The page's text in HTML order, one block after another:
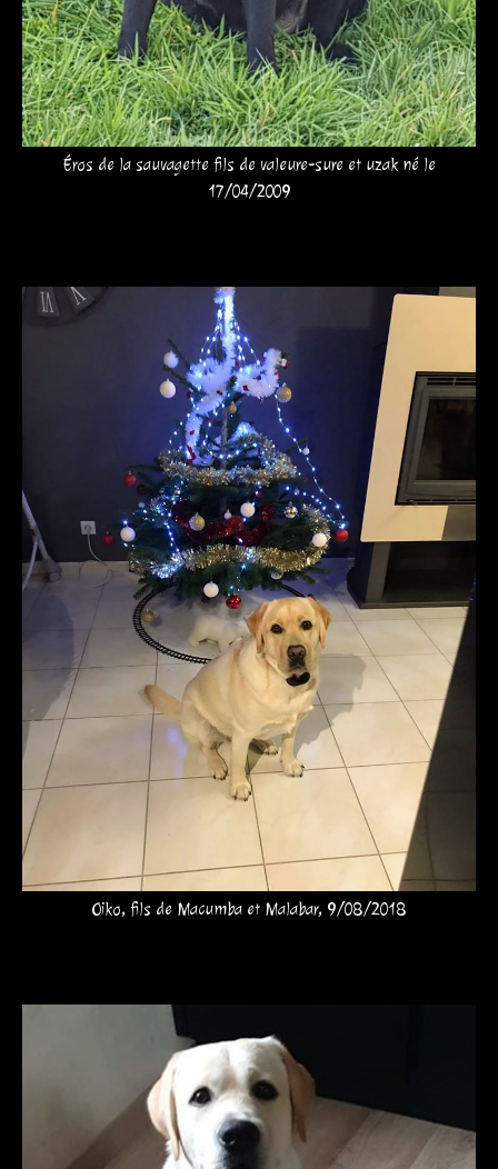
Éros de la sauvagette fils de valeure-sure et uzak né le
17/04/2009
Oiko, fils de Macumba et Malabar, 9/08/2018